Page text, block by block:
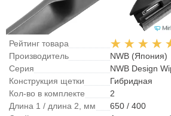
Рейтинг товара
Производитель
NWB (Япония)
Серия
NWB Design
Конструкция щетки
Гибридная
Кол-во в комплекте
2
Длина 1 / длина 2, мм
650 / 400